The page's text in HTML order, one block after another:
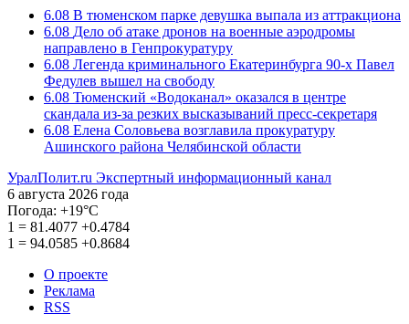
6.08 В тюменском парке девушка выпала из аттракциона
6.08 Дело об атаке дронов на военные аэродромы
направлено в Генпрокуратуру
6.08 Легенда криминального Екатеринбурга 90-х Павел
Федулев вышел на свободу
6.08 Тюменский «Водоканал» оказался в центре
скандала из-за резких высказываний пресс-секретаря
6.08 Елена Соловьева возглавила прокуратуру
Ашинского района Челябинской области
УралПолит.ru Экспертный информационный канал
6 августа 2026 года
Погода: +19°С
1 = 81.4077 +0.4784
1 = 94.0585 +0.8684
О проекте
Реклама
RSS